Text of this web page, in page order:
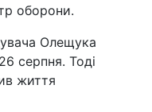
оборони.
Олещука
серпня. Тоді
життя